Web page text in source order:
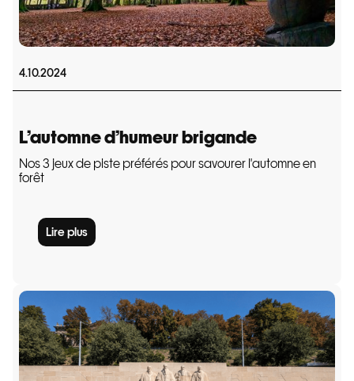
4.10.2024
L’automne d’humeur brigande
Nos 3 jeux de piste préférés pour savourer l'automne en
forêt
Lire plus